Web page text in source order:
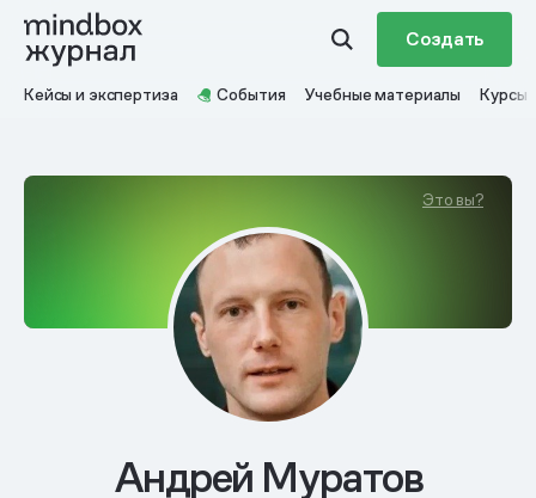
Создать
Кейсы и экспертиза События Учебные материалы Курсы
Это вы?
Андрей Муратов